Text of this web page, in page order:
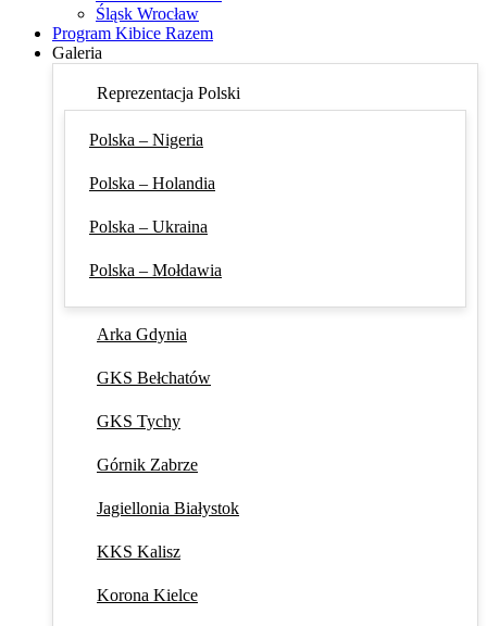
Śląsk Wrocław
Program Kibice Razem
Galeria
Reprezentacja Polski
Polska – Nigeria
Polska – Holandia
Polska – Ukraina
Polska – Mołdawia
Arka Gdynia
GKS Bełchatów
GKS Tychy
Górnik Zabrze
Jagiellonia Białystok
KKS Kalisz
Korona Kielce